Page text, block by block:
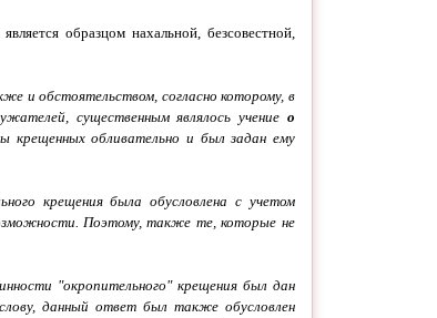
образцом нахальной, безсовестной,
и обстоятельством, согласно которому, в
существенным являлось учение о
обливательно и был задан ему
крещения была обусловлена с учетом
Поэтому, также те, которые не
"окропительного" крещения был дан
данный ответ был также обусловлен